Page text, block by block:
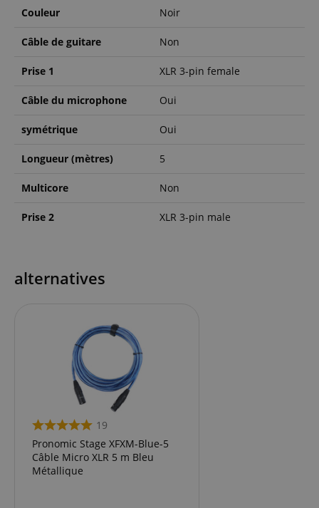
Couleur Noir
Câble de guitare Non
Prise 1 XLR 3-pin female
Câble du microphone Oui
symétrique Oui
Longueur (mètres) 5
Multicore Non
Prise 2 XLR 3-pin male
alternatives
19
Pronomic Stage XFXM-Blue-5
Câble Micro XLR 5 m Bleu
Métallique